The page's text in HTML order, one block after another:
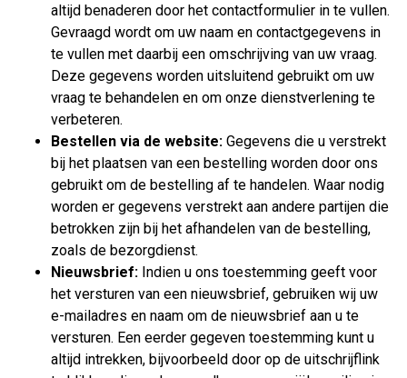
altijd benaderen door het contactformulier in te vullen.
Gevraagd wordt om uw naam en contactgegevens in
te vullen met daarbij een omschrijving van uw vraag.
Deze gegevens worden uitsluitend gebruikt om uw
vraag te behandelen en om onze dienstverlening te
verbeteren.
Bestellen via de website: Gegevens die u verstrekt
bij het plaatsen van een bestelling worden door ons
gebruikt om de bestelling af te handelen. Waar nodig
worden er gegevens verstrekt aan andere partijen die
betrokken zijn bij het afhandelen van de bestelling,
zoals de bezorgdienst.
Nieuwsbrief: Indien u ons toestemming geeft voor
het versturen van een nieuwsbrief, gebruiken wij uw
e-mailadres en naam om de nieuwsbrief aan u te
versturen. Een eerder gegeven toestemming kunt u
altijd intrekken, bijvoorbeeld door op de uitschrijflink